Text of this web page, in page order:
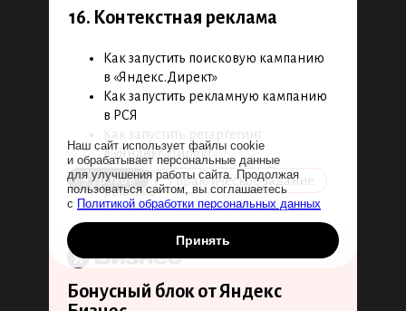
Как запустить поисковую кампанию
в «Яндекс.Директ»
Как запустить рекламную кампанию
в РСЯ
Как запустить ретаргетинг
в «Яндекс.Директ»
Как запустить кампанию в Гугл
рекламе
16. Контекстная реклама
9 уроков 1 практическое задание
Бонусный блок от Яндекс
Принять
Наш сайт использует файлы cookie
и обрабатывает персональные данные
для улучшения работы сайта. Продолжая
пользоваться сайтом, вы соглашаетесь
с Политикой обработки персональных данных